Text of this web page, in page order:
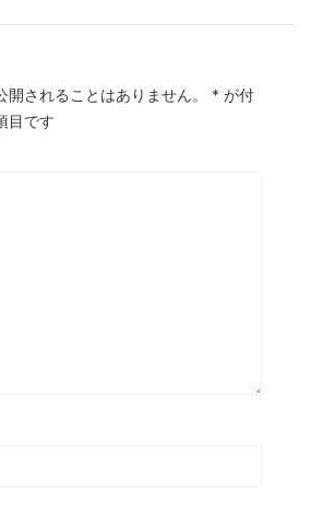
開されることはありません。 * が付
目です